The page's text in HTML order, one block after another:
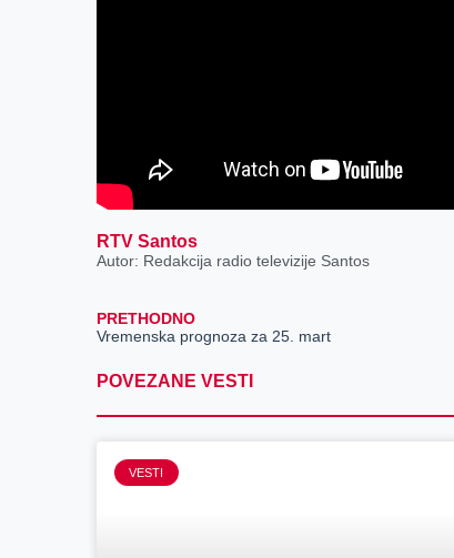
RTV Santos
Autor: Redakcija radio televizije Santos
PRETHODNO
Vremenska prognoza za 25. mart
POVEZANE VESTI
VESTI